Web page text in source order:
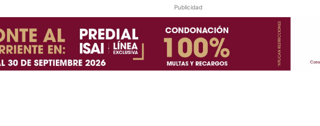
Publicidad